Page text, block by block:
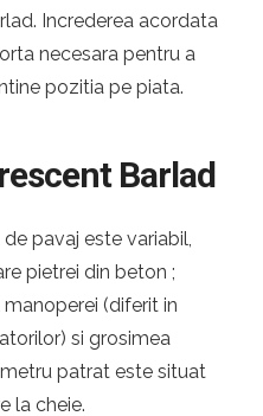
Increderea acordata
necesara pentru a
pozitia pe piata.
Barlad
pavaj este variabil,
pietrei din beton ;
(diferit in
si grosimea
patrat este situat
la cheie.